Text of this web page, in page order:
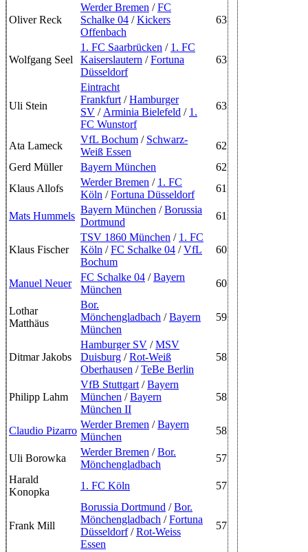
Oliver Reck
Werder Bremen /FC
Schalke 04 /Kickers
Offenbach
63
Wolfgang Seel
1. FC Saarbrücken / 1. FC
Kaiserslautern /Fortuna
Düsseldorf
63
Uli Stein
Eintracht
Frankfurt /Hamburger
SV / Arminia Bielefeld / 1.
FC Wunstorf
63
Ata Lameck
VfL Bochum / Schwarz-
Weiß Essen
62
Gerd Müller
Bayern München
62
Klaus Allofs
Werder Bremen / 1. FC
Köln /Fortuna Düsseldorf
61
Mats Hummels
Bayern München /Borussia
Dortmund
61
Klaus Fischer
TSV 1860 München / 1. FC
Köln /FC Schalke 04 /VfL
Bochum
60
Manuel Neuer
FC Schalke 04 /Bayern
München
60
Lothar
Matthäus
Bor.
Mönchengladbach /Bayern
München
59
Ditmar Jakobs
Hamburger SV /MSV
Duisburg /Rot-Weiß
Oberhausen /TeBe Berlin
58
Philipp Lahm
VfB Stuttgart /Bayern
München /Bayern
München II
58
Claudio Pizarro
Werder Bremen /Bayern
München
58
Uli Borowka
Werder Bremen /Bor.
Mönchengladbach
57
Harald
Konopka
1. FC Köln 57
Frank Mill
Borussia Dortmund /Bor.
Mönchengladbach /Fortuna
Düsseldorf/Rot-Weiss
Essen
57